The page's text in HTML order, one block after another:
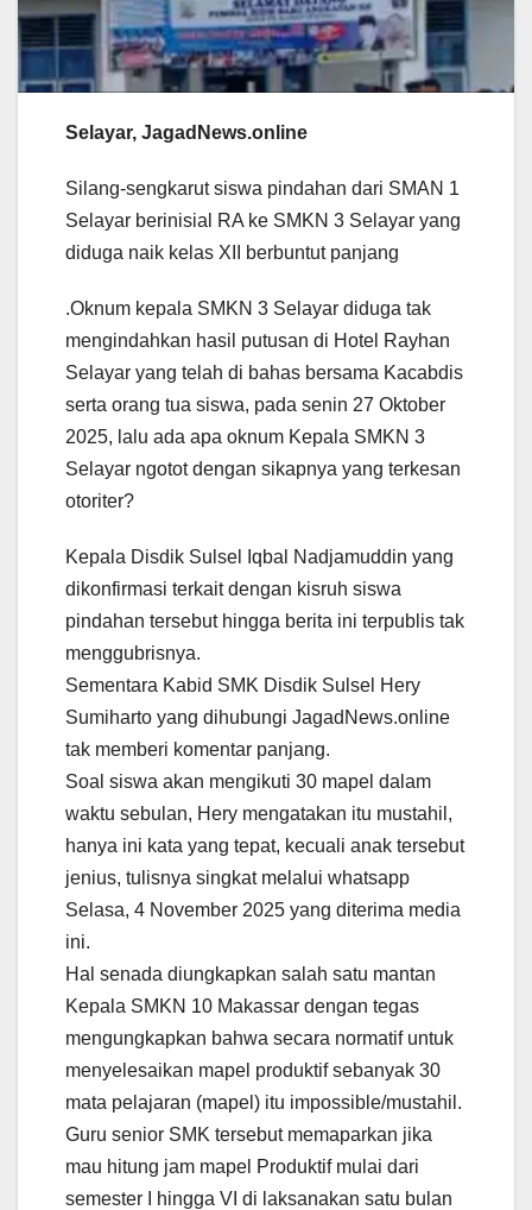
Selayar, JagadNews.online
Silang-sengkarut siswa pindahan dari SMAN 1
Selayar berinisial RA ke SMKN 3 Selayar yang
diduga naik kelas XII berbuntut panjang
.Oknum kepala SMKN 3 Selayar diduga tak
mengindahkan hasil putusan di Hotel Rayhan
Selayar yang telah di bahas bersama Kacabdis
serta orang tua siswa, pada senin 27 Oktober
2025, lalu ada apa oknum Kepala SMKN 3
Selayar ngotot dengan sikapnya yang terkesan
otoriter?
Kepala Disdik Sulsel Iqbal Nadjamuddin yang
dikonfirmasi terkait dengan kisruh siswa
pindahan tersebut hingga berita ini terpublis tak
menggubrisnya.
Sementara Kabid SMK Disdik Sulsel Hery
Sumiharto yang dihubungi JagadNews.online
tak memberi komentar panjang.
Soal siswa akan mengikuti 30 mapel dalam
waktu sebulan, Hery mengatakan itu mustahil,
hanya ini kata yang tepat, kecuali anak tersebut
jenius, tulisnya singkat melalui whatsapp
Selasa, 4 November 2025 yang diterima media
ini.
Hal senada diungkapkan salah satu mantan
Kepala SMKN 10 Makassar dengan tegas
mengungkapkan bahwa secara normatif untuk
menyelesaikan mapel produktif sebanyak 30
mata pelajaran (mapel) itu impossible/mustahil.
Guru senior SMK tersebut memaparkan jika
mau hitung jam mapel Produktif mulai dari
semester I hingga VI di laksanakan satu bulan